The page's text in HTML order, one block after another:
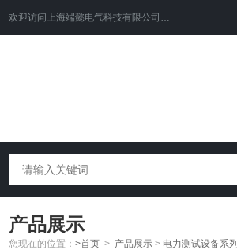
欢迎访问 上海端懿电气科技有限公司 网站！
产品展示
您现在的位置：>首页 > 产品展示 > 电力测试设备系列